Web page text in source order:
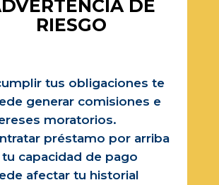
DE
RIESGO
tus obligaciones te
generar comisiones e
moratorios.
préstamo por arriba
capacidad de pago
afectar tu historial